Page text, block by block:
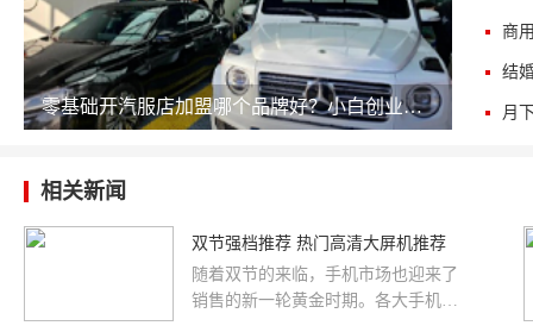
零基础开汽服店加盟哪个品牌好？小白创业选品牌实用参考
相关新闻
双节强档推荐 热门高清大屏机推荐
随着双节的来临，手机市场也迎来了
销售的新一轮黄金时期。各大手机企